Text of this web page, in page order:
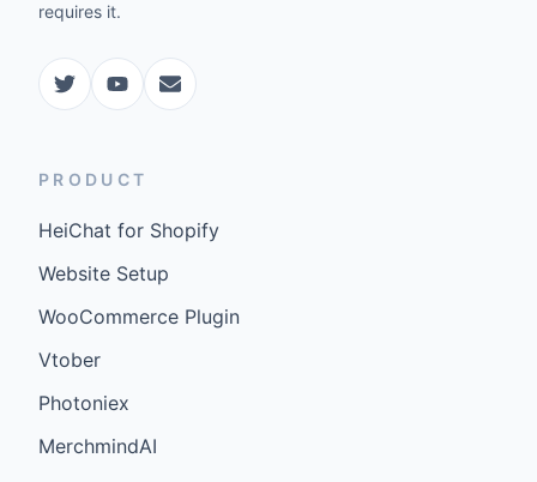
requires it.
PRODUCT
HeiChat for Shopify
Website Setup
WooCommerce Plugin
Vtober
Photoniex
MerchmindAI